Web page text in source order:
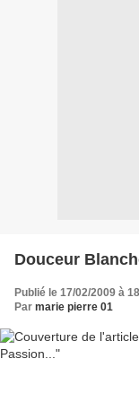
Douceur
Publié le 17/02/2009 à
Par marie pierre 01